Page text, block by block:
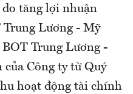
do tăng lợi nhuận
Trung Lương - Mỹ
Trung Lương -
Công ty từ Quý
hoạt động tài chính